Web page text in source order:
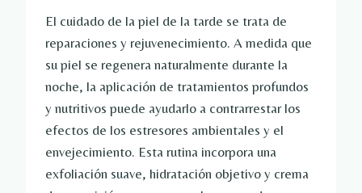
El cuidado de la piel de la tarde se trata de
reparaciones y rejuvenecimiento. A medida que
su piel se regenera naturalmente durante la
noche, la aplicación de tratamientos profundos
y nutritivos puede ayudarlo a contrarrestar los
efectos de los estresores ambientales y el
envejecimiento. Esta rutina incorpora una
exfoliación suave, hidratación objetivo y crema